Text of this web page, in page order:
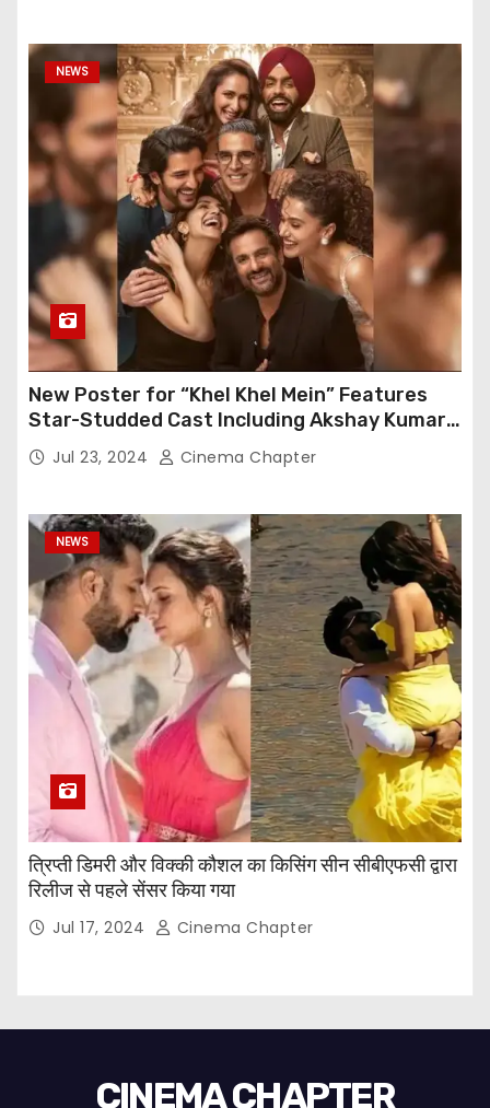
NEWS
New Poster for “Khel Khel Mein” Features
Star-Studded Cast Including Akshay Kumar,
Taapsee Pannu, Fardeen Khan, and More
Jul 23, 2024 Cinema Chapter
NEWS
त्रिप्ती डिमरी और विक्की कौशल का किसिंग सीन सीबीएफसी द्वारा
रिलीज से पहले सेंसर किया गया
Jul 17, 2024 Cinema Chapter
CINEMA CHAPTER